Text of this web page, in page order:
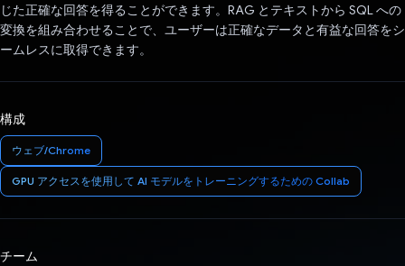
じた正確な回答を得ることができます。RAG とテキストから SQL への
変換を組み合わせることで、ユーザーは正確なデータと有益な回答をシ
ームレスに取得できます。
構成
ウェブ/Chrome
GPU アクセスを使用して AI モデルをトレーニングするための Collab
チーム